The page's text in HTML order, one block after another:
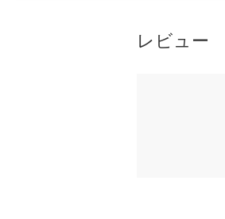
レビュー